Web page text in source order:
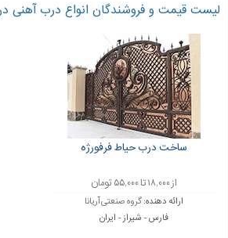
لیست قیمت و فروشندگان انواع درب آهنی
ساخت درب حیاط فرفورژه
از ۱۸,۰۰۰ تا ۵۵,۰۰۰ تومان
ارائه دهنده:گروه صنعتی آریانا
فارس - شیراز - ایران